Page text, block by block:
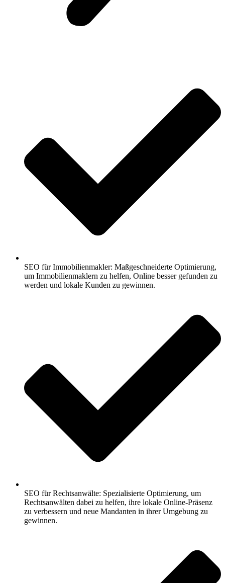
SEO für Immobilienmakler: Maßgeschneiderte Optimierung,
um Immobilienmaklern zu helfen, Online besser gefunden zu
werden und lokale Kunden zu gewinnen.
SEO für Rechtsanwälte: Spezialisierte Optimierung, um
Rechtsanwälten dabei zu helfen, ihre lokale Online-Präsenz
zu verbessern und neue Mandanten in ihrer Umgebung zu
gewinnen.